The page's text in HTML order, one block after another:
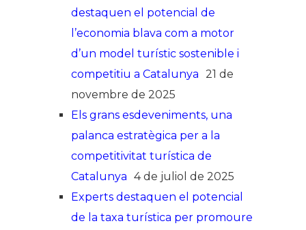
destaquen el potencial de
l’economia blava com a motor
d’un model turístic sostenible i
competitiu a Catalunya 21 de
novembre de 2025
Els grans esdeveniments, una
palanca estratègica per a la
competitivitat turística de
Catalunya 4 de juliol de 2025
Experts destaquen el potencial
de la taxa turística per promoure